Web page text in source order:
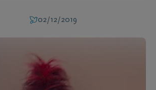
02/12/2019